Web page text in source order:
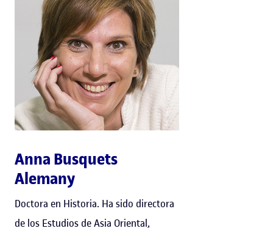
Anna Busquets
Alemany
Doctora en Historia. Ha sido directora
de los Estudios de Asia Oriental,